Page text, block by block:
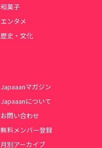
和菓子
エンタメ
歴史・文化
Japaaanマガジン
Japaaanについて
お問い合わせ
無料メンバー登録
月別アーカイブ